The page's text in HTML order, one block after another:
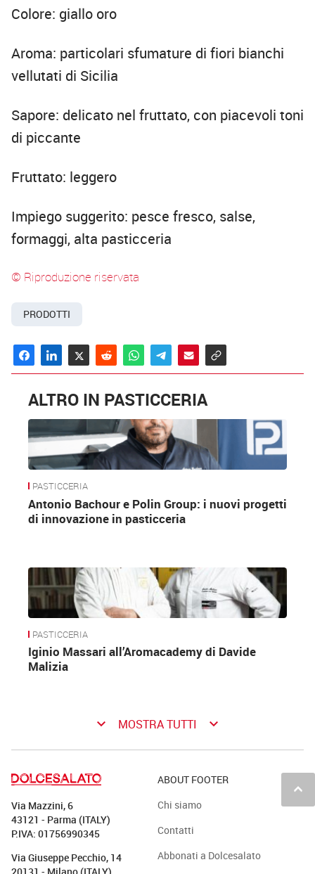
Colore: giallo oro
Aroma: particolari sfumature di fiori bianchi
vellutati di Sicilia
Sapore: delicato nel fruttato, con piacevoli toni
di piccante
Fruttato: leggero
Impiego suggerito: pesce fresco, salse,
formaggi, alta pasticceria
© Riproduzione riservata
PRODOTTI
ALTRO IN PASTICCERIA
PASTICCERIA
Antonio Bachour e Polin Group: i nuovi progetti
di innovazione in pasticceria
PASTICCERIA
Iginio Massari all’Aromacademy di Davide
Malizia
keyboard_arrow_down MOSTRA TUTTI keyboard_arrow_down
keyboard_arrow_up
Via Mazzini, 6
43121 - Parma (ITALY)
P.IVA: 01756990345
Via Giuseppe Pecchio, 14
ABOUT FOOTER
Chi siamo
Contatti
Abbonati a Dolcesalato